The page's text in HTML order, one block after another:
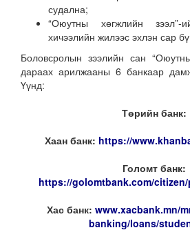
судална;
“Оюутны хөгжлийн
хичээлийн жилээс эхлэн сар
Боловсролын зээлийн сан
дараах арилжааны 6 банкаар
Үүнд:
Төрийн банк:
Хаан банк: https://
Голомт банк:
https://golomtbank.com/
Хас банк: www.xacbank.mn/
banking/loans/